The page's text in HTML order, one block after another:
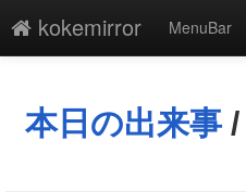
kokemirror
MenuBar
添付
本日の出来事 /